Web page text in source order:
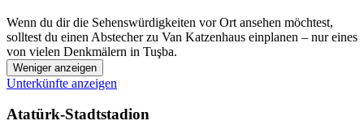
Wenn du dir die Sehenswürdigkeiten vor Ort ansehen möchtest,
solltest du einen Abstecher zu Van Katzenhaus einplanen – nur eines
von vielen Denkmälern in Tuşba.
Weniger anzeigen
Unterkünfte anzeigen
Atatürk-Stadtstadion